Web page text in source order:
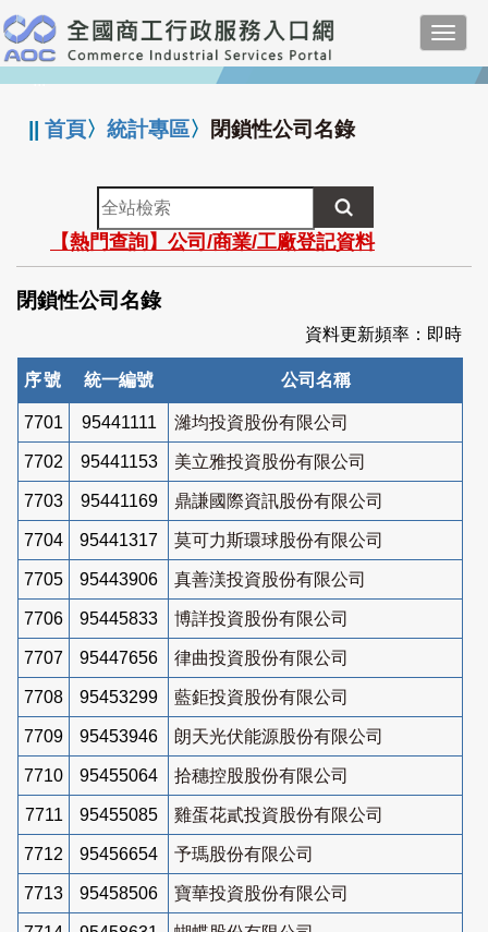
跳
到
主
要
:::
||首頁〉統計專區〉 閉鎖性公司名錄
全
站
檢
索
【熱門查詢】公司/商業/工廠登記資料
閉鎖性公司名錄
資料更新頻率：即時
序號 統一編號 公司名稱
7701 95441111 濰均投資股份有限公司
7702 95441153 美立雅投資股份有限公司
7703 95441169 鼎謙國際資訊股份有限公司
7704 95441317 莫可力斯環球股份有限公司
7705 95443906 真善渼投資股份有限公司
7706 95445833 博詳投資股份有限公司
7707 95447656 律曲投資股份有限公司
7708 95453299 藍鉅投資股份有限公司
7709 95453946 朗天光伏能源股份有限公司
7710 95455064 拾穗控股股份有限公司
7711 95455085 雞蛋花貳投資股份有限公司
7712 95456654 予瑪股份有限公司
7713 95458506 寶華投資股份有限公司